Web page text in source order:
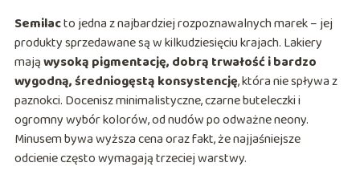
Semilacto jedna z najbardziej rozpoznawalnych marek – jej
produkty sprzedawane są w kilkudziesięciu krajach. Lakiery
mająwysoką pigmentację, dobrą trwałość i bardzo
wygodną, średniogęstą konsystencję, która nie spływa z
paznokci. Docenisz minimalistyczne, czarne buteleczki i
ogromny wybór kolorów, od nudów po odważne neony.
Minusem bywa wyższa cena oraz fakt, że najjaśniejsze
odcienie często wymagają trzeciej warstwy.